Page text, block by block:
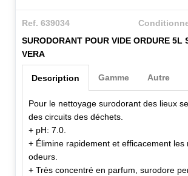
Ref. 639034
SURODORANT POUR VIDE ORDURE 5L
VERA
Description
Pour le nettoyage surodorant des lieux
des circuits des déchets.
+ pH: 7.0.
+ Élimine rapidement et efficacement les
odeurs.
+ Très concentré en parfum, surodore
Gamme Autre